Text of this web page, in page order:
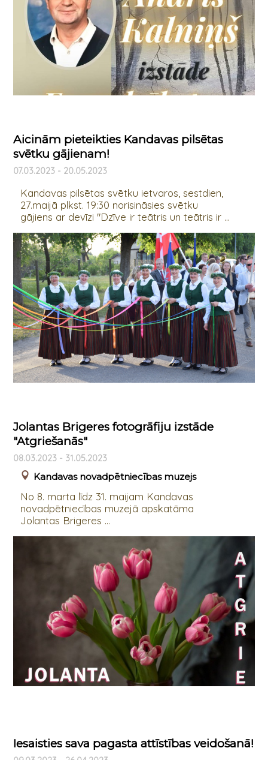
Aicinām pieteikties Kandavas pilsētas
svētku gājienam!
07.03.2023 - 20.05.2023
Kandavas pilsētas svētku ietvaros, sestdien,
27.maijā plkst. 19:30 norisināsies svētku
gājiens ar devīzi "Dzīve ir teātris un teātris ir ...
Jolantas Brigeres fotogrāfiju izstāde
"Atgriešanās"
08.03.2023 - 31.05.2023
Kandavas novadpētniecības muzejs
No 8. marta līdz 31. maijam Kandavas
novadpētniecības muzejā apskatāma
Jolantas Brigeres ...
Iesaisties sava pagasta attīstības veidošanā!